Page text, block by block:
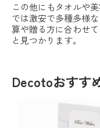
この他にもタオルや
では激安で多種多様
算や贈る方に合わせ
と見つかります。
Decotoおすす